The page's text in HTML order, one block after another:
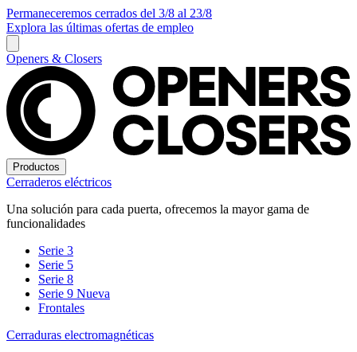
Permaneceremos cerrados del 3/8 al 23/8
Explora las últimas ofertas de empleo
Openers & Closers
Productos
Cerraderos eléctricos
Una solución para cada puerta, ofrecemos la mayor gama de
funcionalidades
Serie 3
Serie 5
Serie 8
Serie 9 Nueva
Frontales
Cerraduras electromagnéticas